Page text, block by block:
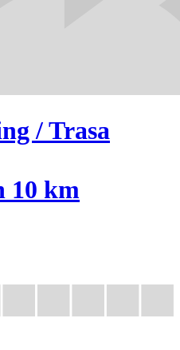
/ Trasa
10 km